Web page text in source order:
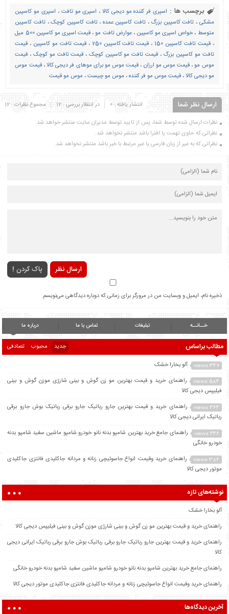
برچسب ها : اسپری فر کننده مو دیجی کالا ، اسپری مو تافت ، اسپری مو کاسپین
مشکی ، تافت کاسپین بزرگ ،تافت کاسپین عمده ،تافت کاسپین کوچک، تافت کاسپین
متوسط ،خواص اسپری مو کاسپین ،عوارض تافت مو، قیمت اسپری مو کاسپین 500 میل
،قیمت تافت کاسپین 150 ، قیمت تافت کاسپین 250 ،قیمت تافت مو کاسپین ، قیمت
تافت مو کاسپین بزرگ ،قیمت تافت مو کاسپین کوچک ، قیمت تافت مو کوچک ، قیمت
موس مو، قیمت موس مو ارزان ، قیمت موس مو برای موهای فر دیجی کالا،قیمت موس
مو دیجی کالا،قیمت موس مو فر کننده، موس مو چیست، موس مو قیمت
ارسال نظر شما مجموع نظرات : 12 در انتظار بررسی : 12
انتشار یافته : 0
نظرات ارسال شده توسط شما، پس از تایید توسط مدیران سایت منتشر خواهد شد.
نظراتی که حاوی تهمت یا افترا باشد منتشر نخواهد شد.
نظراتی که به غیر از زبان فارسی یا غیر مرتبط با خبر باشد منتشر نخواهد شد.
ارسال نظر پاک کردن !
ذخیره نام، ایمیل و وبسایت من در مرورگر برای زمانی که دوباره دیدگاهی می‌نویسم.
خــانــه تبلیغات تماس با ما درباره ما
مطالب براساس جدید محبوب تصادفی
347 views آلو بخارا خشک
584 views
راهنمای خرید و قیمت بهترین مو زن گوش و بینی شارژی موزن گوش و بینی
فیلیپس دیجی کالا
364 views
راهنمای خرید و قیمت بهترین جارو رباتیک جارو برقی رباتیک بوش جارو برقی
رباتیک ایرانی دیجی کالا
446 views
راهنمای جامع خرید بهترین شامپو بدنه نانو خودرو شامپو ماشین سفید شامپو بدنه
خودرو خانگی
386 views
راهنمای خرید وقیمت انواع جاسوئیچی زنانه و مردانه جاکلیدی فانتزی جاکلیدی
موتور دیجی کالا
نوشته‌های تازه
آلو بخارا خشک
راهنمای خرید و قیمت بهترین مو زن گوش و بینی شارژی موزن گوش و بینی فیلیپس دیجی کالا
راهنمای خرید و قیمت بهترین جارو رباتیک جارو برقی رباتیک بوش جارو برقی رباتیک ایرانی دیجی
کالا
راهنمای جامع خرید بهترین شامپو بدنه نانو خودرو شامپو ماشین سفید شامپو بدنه خودرو خانگی
راهنمای خرید وقیمت انواع جاسوئیچی زنانه و مردانه جاکلیدی فانتزی جاکلیدی موتور دیجی کالا
آخرین دیدگاه‌ها